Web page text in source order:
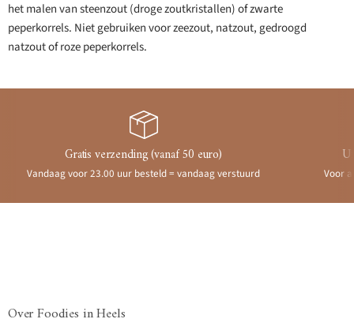
het malen van steenzout (droge zoutkristallen) of zwarte
peperkorrels. Niet gebruiken voor zeezout, natzout, gedroogd
natzout of roze peperkorrels.
Gratis verzending (vanaf 50 euro)
Vandaag voor 23.00 uur besteld = vandaag verstuurd Voor
Over Foodies in Heels